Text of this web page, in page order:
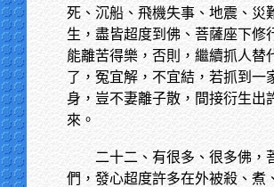
死、沉船、飛機失事、地震、
生，盡皆超度到佛、菩薩座下修
能離苦得樂，否則，繼續抓人替
了，冤宜解，不宜結，若抓到一
身，豈不妻離子散，間接衍生出
來。
二十二、有很多、很多佛，
們，發心超度許多在外被殺、煮